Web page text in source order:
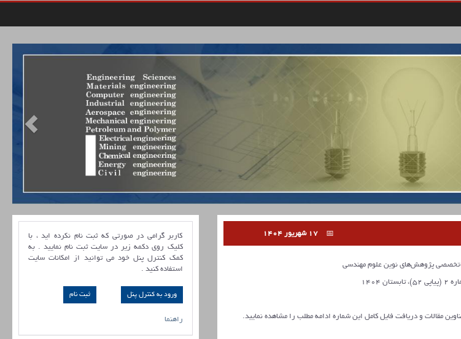
تخصصی پژوهش‌های نوین علوم مهندسی
1404
مقالات و دریافت فایل کامل این شماره ادامه مطلب را مشاهده نمایید.
کاربر گرامی در صورتی که ثبت نام نکرده اید ، با
کلیک روی دکمه زیر در سایت ثبت نام نمایید . به
کمک کنترل پنل خود می توانید از امکانات سایت
استفاده کنید .
ورود به کنترل پنل
راهنما